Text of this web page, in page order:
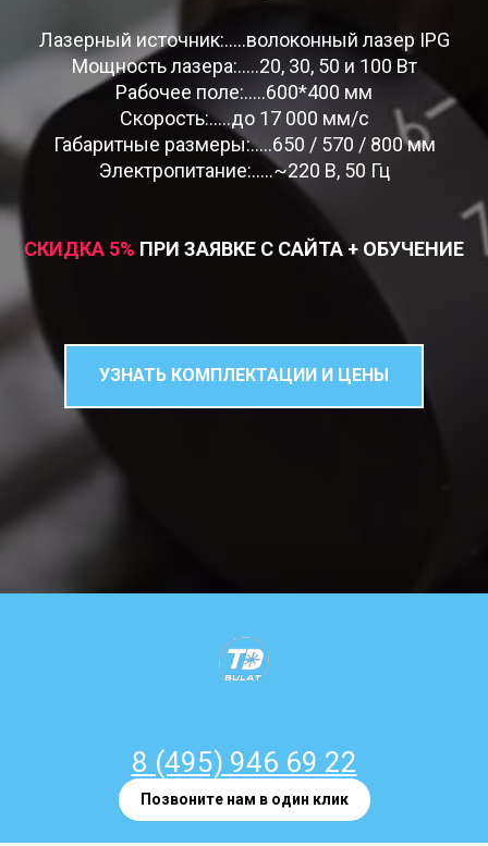
Лазерный источник:.....волоконный лазер IPG
Мощность лазера:.....20, 30, 50 и 100 Вт
Рабочее поле:.....600*400 мм
Скорость:.....до 17 000 мм/c
Габаритные размеры:.....650 / 570 / 800 мм
Электропитание:.....~220 В, 50 Гц
СКИДКА 5% ПРИ ЗАЯВКЕ С САЙТА + ОБУЧЕНИЕ
УЗНАТЬ КОМПЛЕКТАЦИИ И ЦЕНЫ
8 (495) 946 69 22
Позвоните нам в один клик